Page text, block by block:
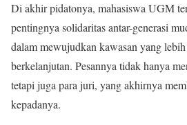
Di akhir pidatonya, mahasiswa UGM
pentingnya solidaritas antar-generasi
dalam mewujudkan kawasan yang
berkelanjutan. Pesannya tidak hanya
tetapi juga para juri, yang akhirnya
kepadanya.